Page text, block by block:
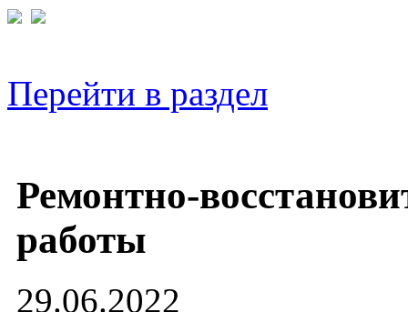
Перейти в раздел
Ремонтно-
работы
29.06.2022